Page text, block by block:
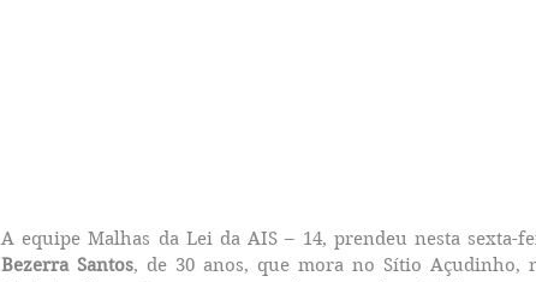
A equipe Malhas da Lei da AIS – 14, prendeu nesta sexta-
Bezerra Santos, de 30 anos, que mora no Sítio Açudinho,